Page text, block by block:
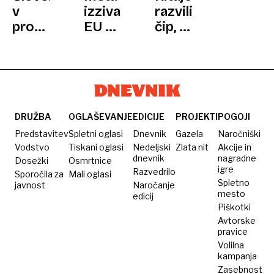
v
programiranju
boljši
inteligence
izziva
EU z
kodeksa
inteligenci
razvili
čip, ki
misli
DRUŽBA
Predstavitev
Vodstvo
Dosežki
Sporočila za
javnost
OGLAŠEVANJE
Spletni oglasi
Tiskani oglasi
Osmrtnice
Mali oglasi
EDICIJE
Dnevnik
Nedeljski
dnevnik
Razvedrilo
Naročanje
edicij
PROJEKTI
Gazela
Zlata nit
POGOJI
Naročniški
Akcije in
nagradne
igre
Spletno
mesto
Piškotki
Avtorske
pravice
Volilna
kampanja
Zasebnost